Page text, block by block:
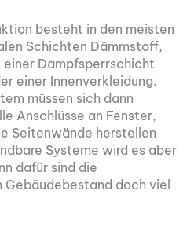
besteht in den meisten
Schichten Dämmstoff,
Dampfsperrschicht
einer Innenverkleidung.
müssen sich dann
Anschlüsse an Fenster,
Seitenwände herstellen
Systeme wird es aber
dafür sind die
Gebäudebestand doch viel